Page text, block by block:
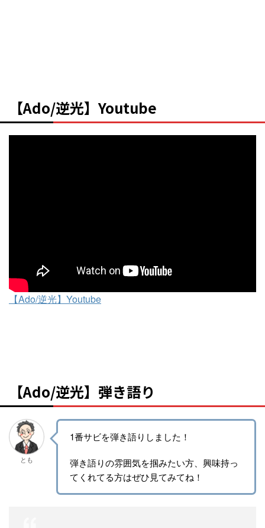
【Ado/逆光】Youtube
【Ado/逆光】Youtube
【Ado/逆光】弾き語り
とも
1番サビを弾き語りしました！
弾き語りの雰囲気を掴みたい方、興味持っ
てくれてる方はぜひ見てみてね！